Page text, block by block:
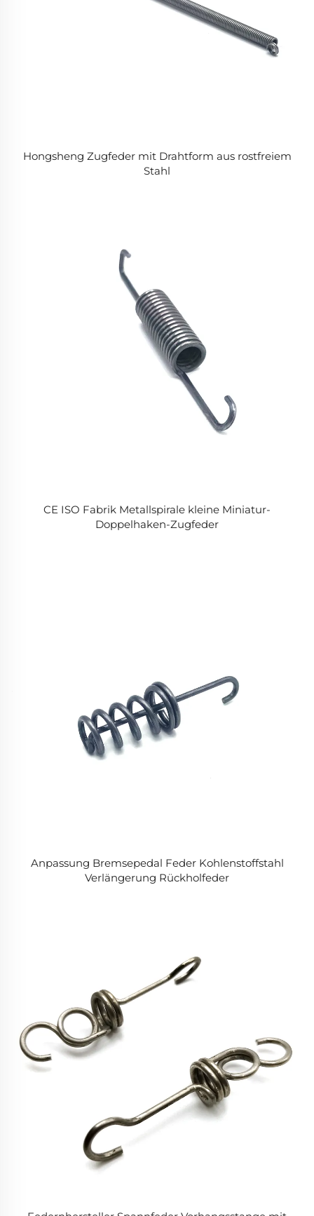
Hongsheng Zugfeder mit Drahtform aus rostfreiem
Stahl
CE ISO Fabrik Metallspirale kleine Miniatur-
Doppelhaken-Zugfeder
Anpassung Bremsepedal Feder Kohlenstoffstahl
Verlängerung Rückholfeder